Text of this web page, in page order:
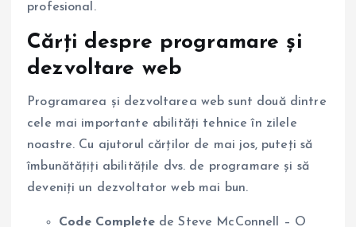
profesional.
Cărți despre programare și
dezvoltare web
Programarea și dezvoltarea web sunt două dintre
cele mai importante abilități tehnice în zilele
noastre. Cu ajutorul cărților de mai jos, puteți să
îmbunătățiți abilitățile dvs. de programare și să
deveniți un dezvoltator web mai bun.
Code Completede Steve McConnell – O